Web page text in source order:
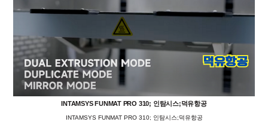
INTAMSYS FUNMAT PRO 310; 인탐시스;덕유항공
INTAMSYS FUNMAT PRO 310; 인탐시스;덕유항공